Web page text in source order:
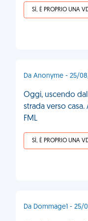
SÌ, È PROPRIO UNA
Da Anonyme - 25/
Oggi, uscendo
strada verso
FML
SÌ, È PROPRIO UNA
Da Dommage1 - 25/